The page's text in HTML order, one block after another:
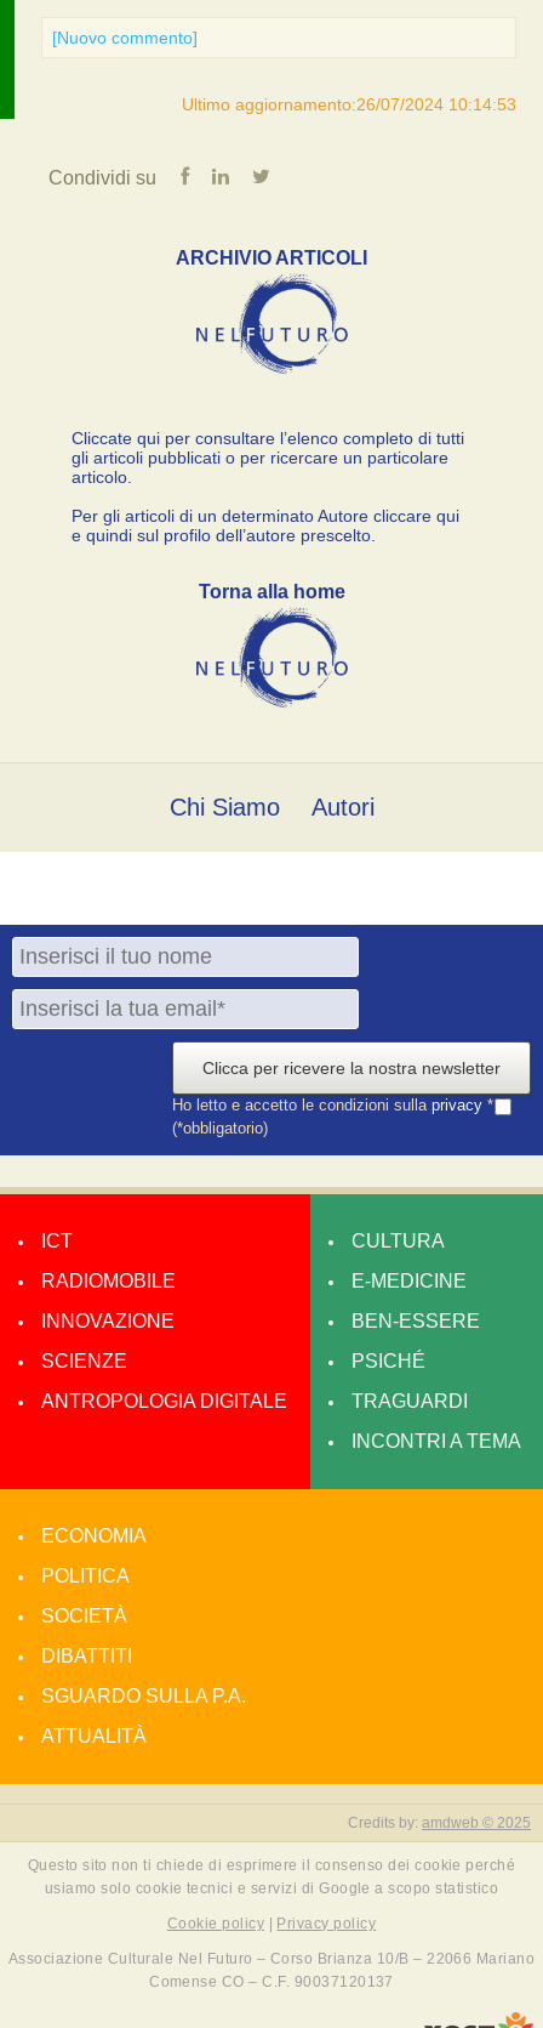
[Nuovo commento]
Ultimo aggiornamento:26/07/2024 10:14:53
Condividi su
ARCHIVIO ARTICOLI
Cliccate qui per consultare l’elenco completo di tutti
gli articoli pubblicati o per ricercare un particolare
articolo.
Per gli articoli di un determinato Autore cliccare qui
e quindi sul profilo dell’autore prescelto.
Torna alla home
Chi Siamo Autori
Clicca per ricevere la nostra newsletter
Ho letto e accetto le condizioni sulla privacy *
(*obbligatorio)
ICT
RADIOMOBILE
INNOVAZIONE
SCIENZE
ANTROPOLOGIA DIGITALE
CULTURA
E-MEDICINE
BEN-ESSERE
PSICHÉ
TRAGUARDI
INCONTRI A TEMA
ECONOMIA
POLITICA
SOCIETÀ
DIBATTITI
SGUARDO SULLA P.A.
ATTUALITÀ
Credits by: amdweb © 2025
Questo sito non ti chiede di esprimere il consenso dei cookie perché
usiamo solo cookie tecnici e servizi di Google a scopo statistico
Cookie policy Privacy policy
Associazione Culturale Nel Futuro – Corso Brianza 10/B – 22066 Mariano
Comense CO – C.F. 90037120137